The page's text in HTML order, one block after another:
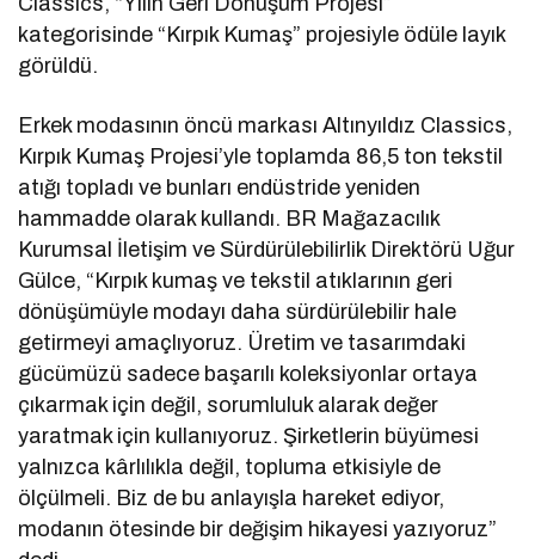
kategorisinde “Kırpık Kumaş” projesiyle ödüle layık
görüldü.
Erkek modasının öncü markası Altınyıldız Classics,
Kırpık Kumaş Projesi’yle toplamda 86,5 ton tekstil
atığı topladı ve bunları endüstride yeniden
hammadde olarak kullandı. BR Mağazacılık
Kurumsal İletişim ve Sürdürülebilirlik Direktörü Uğur
Gülce, “Kırpık kumaş ve tekstil atıklarının geri
dönüşümüyle modayı daha sürdürülebilir hale
getirmeyi amaçlıyoruz. Üretim ve tasarımdaki
gücümüzü sadece başarılı koleksiyonlar ortaya
çıkarmak için değil, sorumluluk alarak değer
yaratmak için kullanıyoruz. Şirketlerin büyümesi
yalnızca kârlılıkla değil, topluma etkisiyle de
ölçülmeli. Biz de bu anlayışla hareket ediyor,
modanın ötesinde bir değişim hikayesi yazıyoruz”